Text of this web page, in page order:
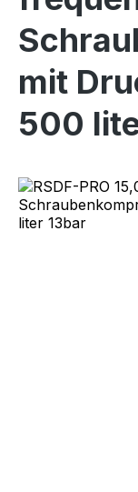
mit
500
Bildergalerie